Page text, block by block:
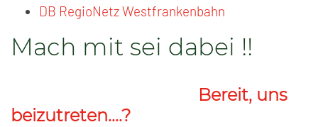
DB RegioNetz Westfrankenbahn
Mach mit sei dabei !!
Bereit, uns
beizutreten....?